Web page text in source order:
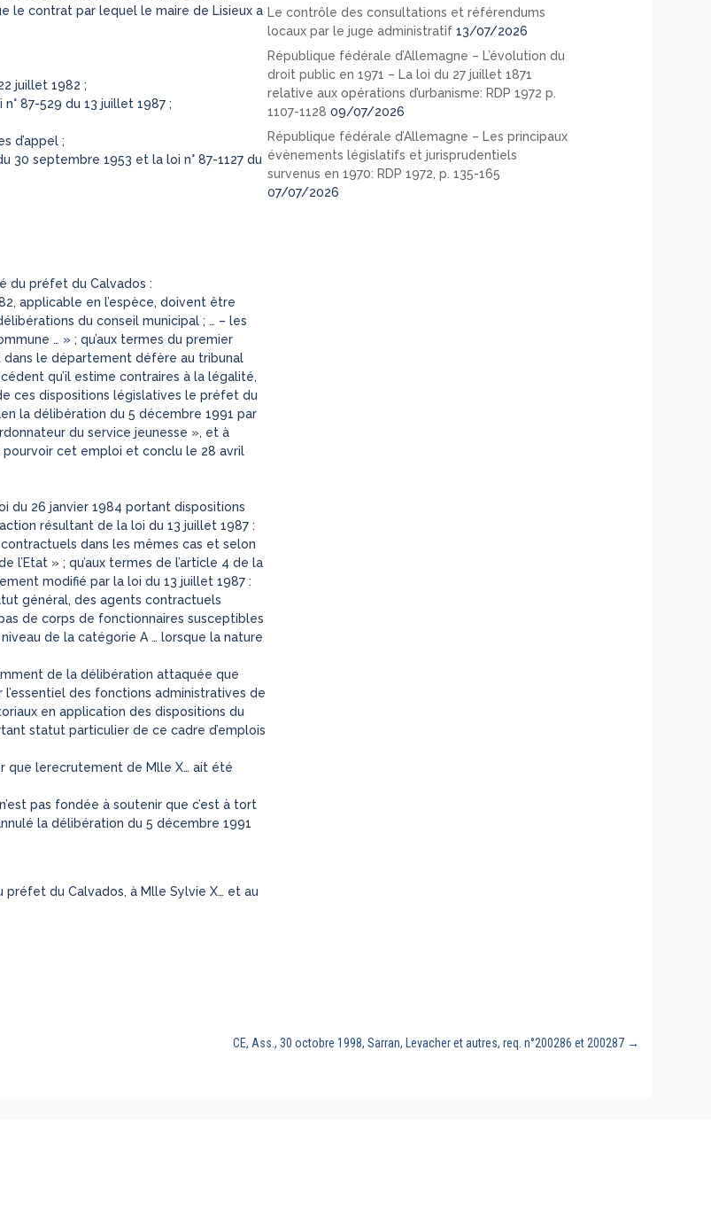
le contrat par lequel le maire de Lisieux a
juillet 1982 ;
87-529 du 13 juillet 1987 ;
d’appel ;
30 septembre 1953 et la loi n° 87-1127 du
du préfet du Calvados :
applicable en l’espèce, doivent être
du conseil municipal ; … – les
… » ; qu’aux termes du premier
dans le département défère au tribunal
qu’il estime contraires à la légalité,
ces dispositions législatives le préfet du
la délibération du 5 décembre 1991 par
du service jeunesse », et à
pourvoir cet emploi et conclu le 28 avril
du 26 janvier 1984 portant dispositions
résultant de la loi du 13 juillet 1987 :
dans les mêmes cas et selon
» ; qu’aux termes de l’article 4 de la
modifié par la loi du 13 juillet 1987 :
général, des agents contractuels
de corps de fonctionnaires susceptibles
de la catégorie A … lorsque la nature
de la délibération attaquée que
des fonctions administratives de
en application des dispositions du
statut particulier de ce cadre d’emplois
que lerecrutement de Mlle X… ait été
pas fondée à soutenir que c’est à tort
la délibération du 5 décembre 1991
du Calvados, à Mlle Sylvie X… et au
Le contrôle des consultations et référendums
locaux par le juge administratif 13/07/2026
République fédérale d’Allemagne – L’évolution du
droit public en 1971 – La loi du 27 juillet 1871
relative aux opérations d’urbanisme: RDP 1972 p.
1107-1128 09/07/2026
République fédérale d’Allemagne – Les principaux
évènements législatifs et jurisprudentiels
survenus en 1970: RDP 1972, p. 135-165
07/07/2026
CE, Ass., 30 octobre 1998, Sarran, Levacher et autres, req. n°200286 et 200287 →